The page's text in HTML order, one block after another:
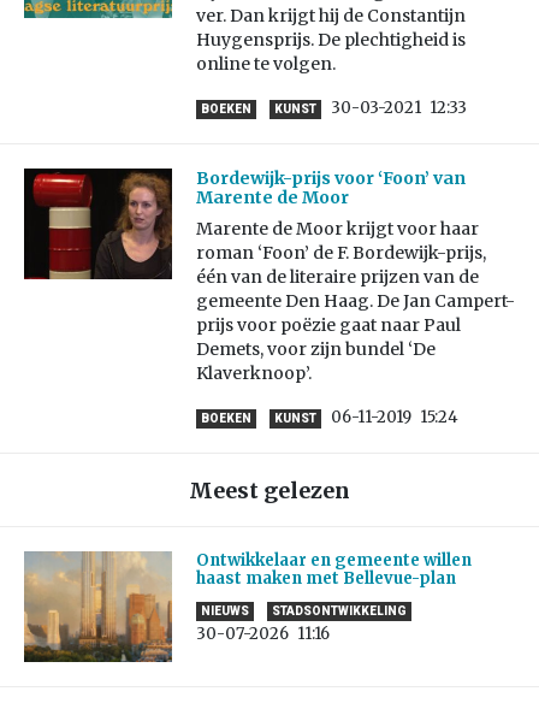
ver. Dan krijgt hij de Constantijn
Huygensprijs. De plechtigheid is
online te volgen.
BOEKEN KUNST 30-03-2021 12:33
Bordewijk-prijs voor ‘Foon’ van
Marente de Moor
Marente de Moor krijgt voor haar
roman ‘Foon’ de F. Bordewijk-prijs,
één van de literaire prijzen van de
gemeente Den Haag. De Jan Campert-
prijs voor poëzie gaat naar Paul
Demets, voor zijn bundel ‘De
Klaverknoop’.
BOEKEN KUNST 06-11-2019 15:24
Meest gelezen
Ontwikkelaar en gemeente willen
haast maken met Bellevue-plan
NIEUWS STADSONTWIKKELING
30-07-2026 11:16